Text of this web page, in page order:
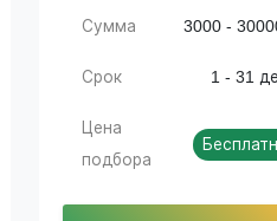
Сумма 3000 -
Срок 1 - 31
Цена
подбора